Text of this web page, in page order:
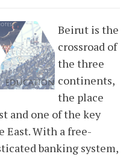
Beirut is the
crossroad of
the three
continents,
the place
and one of the key
East. With a free-
banking system,